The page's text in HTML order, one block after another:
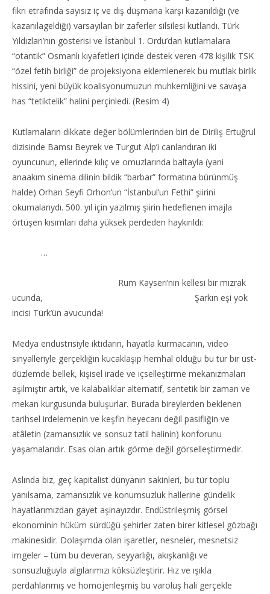
fikri etrafında sayısız iç ve dış düşmana karşı kazanıldığı (ve
kazanılageldiği) varsayılan bir zaferler silsilesi kutlandı. Türk
Yıldızları’nın gösterisi ve İstanbul 1. Ordu’dan kutlamalara
“otantik” Osmanlı kıyafetleri içinde destek veren 478 kişilik TSK
“özel fetih birliği” de projeksiyona eklemlenerek bu mutlak birlik
hissini, yeni büyük koalisyonumuzun muhkemliğini ve savaşa
has “tetiktelik” halini perçinledi. (Resim 4)
Kutlamaların dikkate değer bölümlerinden biri de Diriliş Ertuğrul
dizisinde Bamsı Beyrek ve Turgut Alp’i canlandıran iki
oyuncunun, ellerinde kılıç ve omuzlarında baltayla (yani
anaakım sinema dilinin bildik “barbar” formatına bürünmüş
halde) Orhan Seyfi Orhon’un “İstanbul’un Fethi” şiirini
okumalarıydı. 500. yıl için yazılmış şiirin hedeflenen imajla
örtüşen kısımları daha yüksek perdeden haykırıldı:
…
Rum Kayseri’nin kellesi bir mızrak
ucunda, Şarkın eşi yok
incisi Türk’ün avucunda!
Medya endüstrisiyle iktidarın, hayatla kurmacanın, video
sinyalleriyle gerçekliğin kucaklaşıp hemhal olduğu bu tür bir üst-
düzlemde bellek, kişisel irade ve içselleştirme mekanizmaları
aşılmıştır artık, ve kalabalıklar alternatif, sentetik bir zaman ve
mekan kurgusunda buluşurlar. Burada bireylerden beklenen
tarihsel irdelemenin ve keşfin heyecanı değil pasifliğin ve
atâletin (zamansızlık ve sonsuz tatil halinin) konforunu
yaşamalarıdır. Esas olan artık görme değil görselleştirmedir.
Aslında biz, geç kapitalist dünyanın sakinleri, bu tür toplu
yanılsama, zamansızlık ve konumsuzluk hallerine gündelik
hayatlarımızdan gayet aşinayızdır. Endüstrileşmiş görsel
ekonominin hüküm sürdüğü şehirler zaten birer kitlesel gözbağı
makinesidir. Dolaşımda olan işaretler, nesneler, mesnetsiz
imgeler – tüm bu deveran, seyyarlığı, akışkanlığı ve
sonsuzluğuyla algılarımızı köksüzleştirir. Hız ve ışıkla
perdahlanmış ve homojenleşmiş bu varoluş hali gerçekle